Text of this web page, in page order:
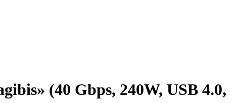
(40 Gbps, 240W, USB 4.0,